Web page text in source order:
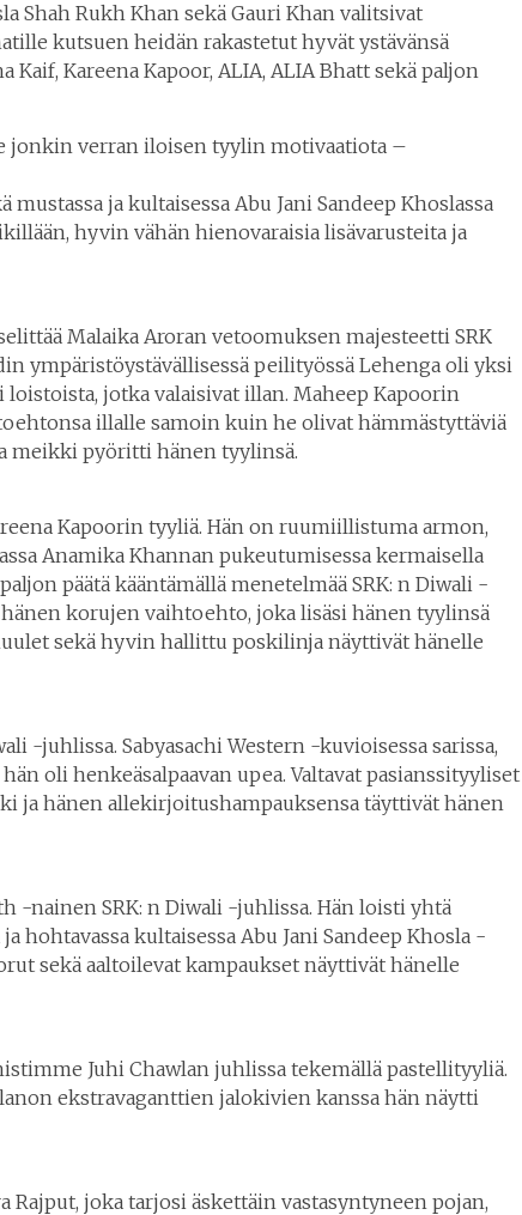
Shah Rukh Khan sekä Gauri Khan valitsivat
kutsuen heidän rakastetut hyvät ystävänsä
Kareena Kapoor, ALIA, ALIA Bhatt sekä paljon
jonkin verran iloisen tyylin motivaatiota –
ja kultaisessa Abu Jani Sandeep Khoslassa
hyvin vähän hienovaraisia lisävarusteita ja
Malaika Aroran vetoomuksen majesteetti SRK
ympäristöystävällisessä peilityössä Lehenga oli yksi
jotka valaisivat illan. Maheep Kapoorin
illalle samoin kuin he olivat hämmästyttäviä
meikki pyöritti hänen tyylinsä.
Kapoorin tyyliä. Hän on ruumiillistuma armon,
Anamika Khannan pukeutumisessa kermaisella
päätä kääntämällä menetelmää SRK: n Diwali -
korujen vaihtoehto, joka lisäsi hänen tyylinsä
sekä hyvin hallittu poskilinja näyttivät hänelle
-juhlissa. Sabyasachi Western -kuvioisessa sarissa,
oli henkeäsalpaavan upea. Valtavat pasianssityyliset
ja hänen allekirjoitushampauksensa täyttivät hänen
-nainen SRK: n Diwali -juhlissa. Hän loisti yhtä
kultaisessa Abu Jani Sandeep Khosla -
sekä aaltoilevat kampaukset näyttivät hänelle
Juhi Chawlan juhlissa tekemällä pastellityyliä.
ekstravaganttien jalokivien kanssa hän näytti
Rajput, joka tarjosi äskettäin vastasyntyneen pojan,